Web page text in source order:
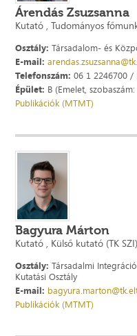
Árendás Zsuzsanna
Kutató , Tudományos
Osztály: Társadalom- és
E-mail:
Telefonszám: 06 1 2246700 /
Épület: B (Emelet,
Publikációk (MTMT)
Bagyura Márton
Kutató , Külső kutató (TK SZI)
Osztály: Társadalmi
Kutatási Osztály
E-mail:
Publikációk (MTMT)